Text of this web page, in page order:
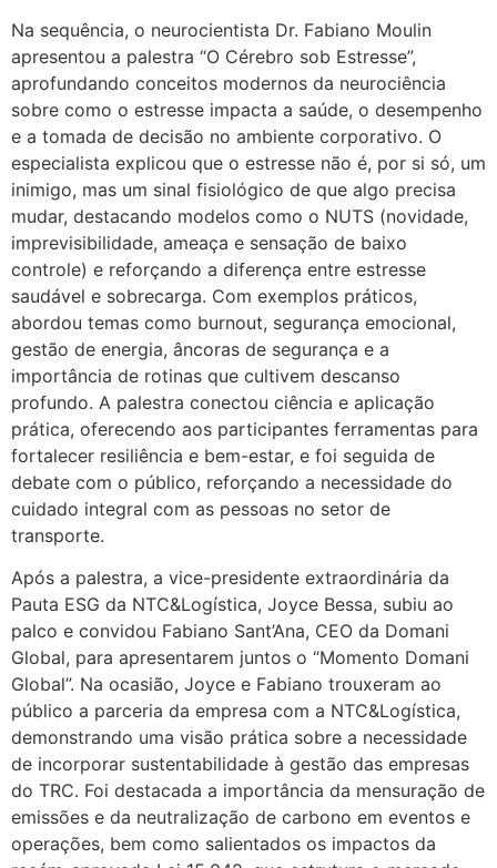
Na sequência, o neurocientista Dr. Fabiano Moulin
apresentou a palestra “O Cérebro sob Estresse”,
aprofundando conceitos modernos da neurociência
sobre como o estresse impacta a saúde, o desempenho
e a tomada de decisão no ambiente corporativo. O
especialista explicou que o estresse não é, por si só, um
inimigo, mas um sinal fisiológico de que algo precisa
mudar, destacando modelos como o NUTS (novidade,
imprevisibilidade, ameaça e sensação de baixo
controle) e reforçando a diferença entre estresse
saudável e sobrecarga. Com exemplos práticos,
abordou temas como burnout, segurança emocional,
gestão de energia, âncoras de segurança e a
importância de rotinas que cultivem descanso
profundo. A palestra conectou ciência e aplicação
prática, oferecendo aos participantes ferramentas para
fortalecer resiliência e bem-estar, e foi seguida de
debate com o público, reforçando a necessidade do
cuidado integral com as pessoas no setor de
transporte.
Após a palestra, a vice-presidente extraordinária da
Pauta ESG da NTC&Logística, Joyce Bessa, subiu ao
palco e convidou Fabiano Sant’Ana, CEO da Domani
Global, para apresentarem juntos o “Momento Domani
Global”. Na ocasião, Joyce e Fabiano trouxeram ao
público a parceria da empresa com a NTC&Logística,
demonstrando uma visão prática sobre a necessidade
de incorporar sustentabilidade à gestão das empresas
do TRC. Foi destacada a importância da mensuração de
emissões e da neutralização de carbono em eventos e
operações, bem como salientados os impactos da